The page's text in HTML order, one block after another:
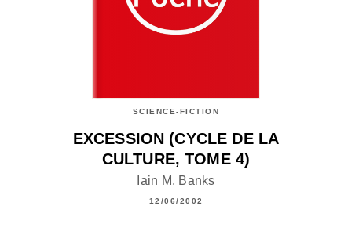
SCIENCE-FICTION
EXCESSION (CYCLE DE LA
CULTURE, TOME 4)
Iain M. Banks
12/06/2002